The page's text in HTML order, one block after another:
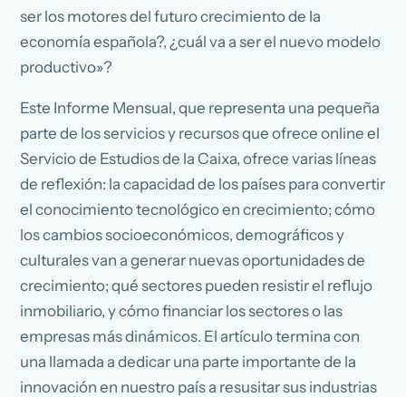
ser los motores del futuro crecimiento de la
economía española?, ¿cuál va a ser el nuevo modelo
productivo»?
Este Informe Mensual, que representa una pequeña
parte de los servicios y recursos que ofrece online el
Servicio de Estudios de la Caixa, ofrece varias líneas
de reflexión: la capacidad de los países para convertir
el conocimiento tecnológico en crecimiento; cómo
los cambios socioeconómicos, demográficos y
culturales van a generar nuevas oportunidades de
crecimiento; qué sectores pueden resistir el reflujo
inmobiliario, y cómo financiar los sectores o las
empresas más dinámicos. El artículo termina con
una llamada a dedicar una parte importante de la
innovación en nuestro país a resusitar sus industrias